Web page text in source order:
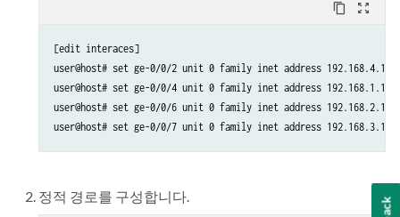
content_copy zoom_out_map
[edit interaces]
user@host# set ge-0/0/2 unit 0 family inet address 192.168.4.1/
user@host# set ge-0/0/4 unit 0 family inet address 192.168.1.1/
user@host# set ge-0/0/6 unit 0 family inet address 192.168.2.1/
정적 경로를 구성합니다.